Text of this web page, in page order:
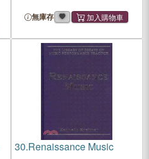
無庫存
30.Renaissance Music